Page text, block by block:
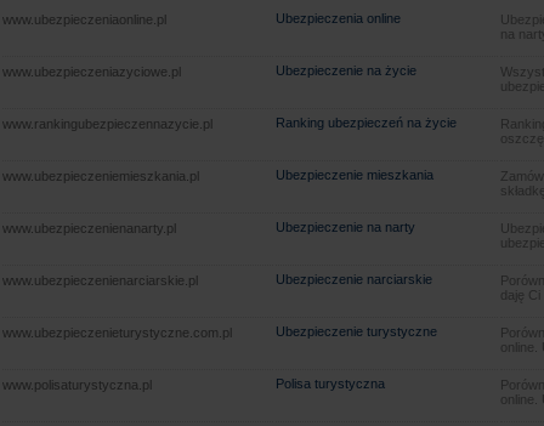
www.ubezpieczeniaonline.pl
Ubezpieczenia online
na
www.ubezpieczeniazyciowe.pl Ubezpieczenie na życie
www.rankingubezpieczennazycie.pl Ranking ubezpieczeń na życie
www.ubezpieczeniemieszkania.pl Ubezpieczenie mieszkania
www.ubezpieczenienanarty.pl Ubezpieczenie na narty
www.ubezpieczenienarciarskie.pl Ubezpieczenie narciarskie
daję
www.ubezpieczenieturystyczne.com.pl Ubezpieczenie turystyczne
www.polisaturystyczna.pl Polisa turystyczna